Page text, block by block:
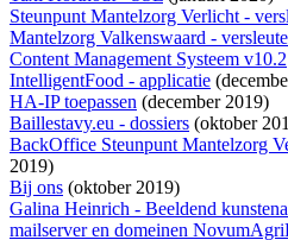
Steunpunt Mantelzorg Verlicht -
Mantelzorg Valkenswaard -
Content Management Systeem v10.2
IntelligentFood - applicatie
HA-IP toepassen (december 2019)
Baillestavy.eu - dossiers (oktober
BackOffice Steunpunt Mantelzorg
2019)
Bij ons (oktober 2019)
Galina Heinrich - Beeldend
mailserver en domeinen